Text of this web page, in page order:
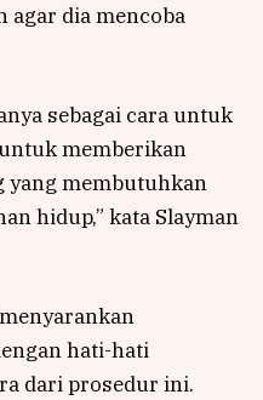
agar dia mencoba
sebagai cara untuk
memberikan
yang membutuhkan
hidup,” kata Slayman
hati-hati
dari prosedur ini.